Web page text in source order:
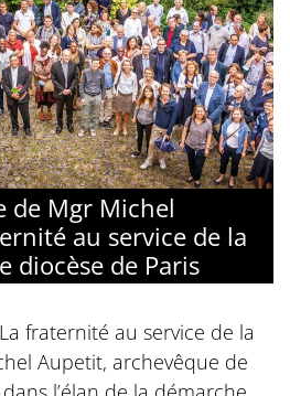
de Mgr Michel
au service de la
diocèse de Paris
fraternité au service de la
Aupetit, archevêque de